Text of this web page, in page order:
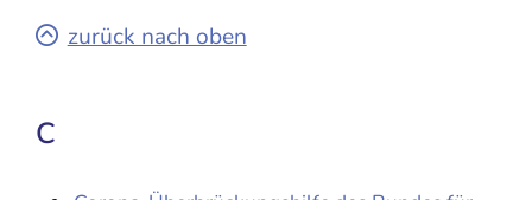
zurück nach oben
C